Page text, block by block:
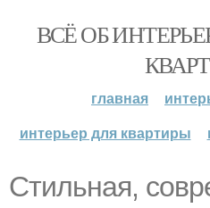
ВСЁ ОБ
главная
интерьер для квартиры
Стильная,